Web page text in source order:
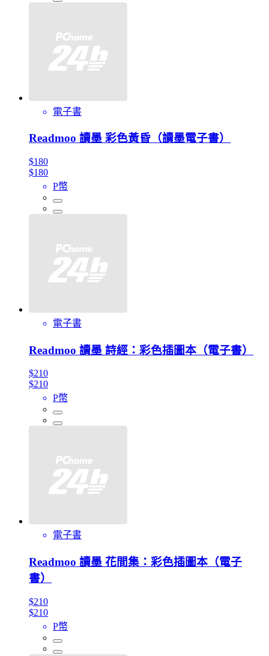
電子書
Readmoo 讀墨 彩色黃昏（讀墨電子書）
$180
$180
P幣
電子書
Readmoo 讀墨 詩經：彩色插圖本（電子書）
$210
$210
P幣
電子書
Readmoo 讀墨 花間集：彩色插圖本（電子
書）
$210
$210
P幣